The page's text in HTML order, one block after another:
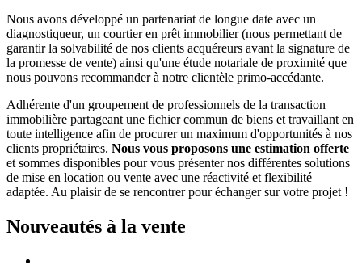
Nous avons développé un partenariat de longue date avec un
diagnostiqueur, un courtier en prêt immobilier (nous permettant de
garantir la solvabilité de nos clients acquéreurs avant la signature de
la promesse de vente) ainsi qu'une étude notariale de proximité que
nous pouvons recommander à notre clientèle primo-accédante.
Adhérente d'un groupement de professionnels de la transaction
immobilière partageant une fichier commun de biens et travaillant en
toute intelligence afin de procurer un maximum d'opportunités à nos
clients propriétaires. Nous vous proposons une estimation offerte
et sommes disponibles pour vous présenter nos différentes solutions
de mise en location ou vente avec une réactivité et flexibilité
adaptée. Au plaisir de se rencontrer pour échanger sur votre projet !
Nouveautés à la vente